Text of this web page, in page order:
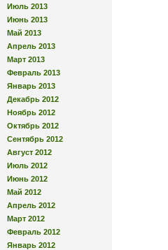
Июль 2013
Июнь 2013
Май 2013
Апрель 2013
Март 2013
Февраль 2013
Январь 2013
Декабрь 2012
Ноябрь 2012
Октябрь 2012
Сентябрь 2012
Август 2012
Июль 2012
Июнь 2012
Май 2012
Апрель 2012
Март 2012
Февраль 2012
Январь 2012